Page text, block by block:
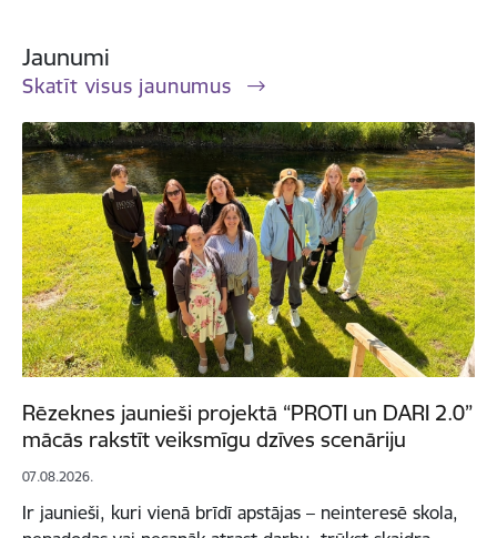
Jaunumi
Skatīt visus jaunumus
Rēzeknes jaunieši projektā “PROTI un DARI 2.0”
mācās rakstīt veiksmīgu dzīves scenāriju
07.08.2026.
Ir jaunieši, kuri vienā brīdī apstājas – neinteresē skola,